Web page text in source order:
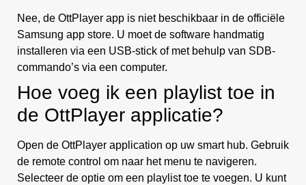
Nee, de OttPlayer app is niet beschikbaar in de officiële
Samsung app store. U moet de software handmatig
installeren via een USB-stick of met behulp van SDB-
commando’s via een computer.
Hoe voeg ik een playlist toe in
de OttPlayer applicatie?
Open de OttPlayer application op uw smart hub. Gebruik
de remote control om naar het menu te navigeren.
Selecteer de optie om een playlist toe te voegen. U kunt